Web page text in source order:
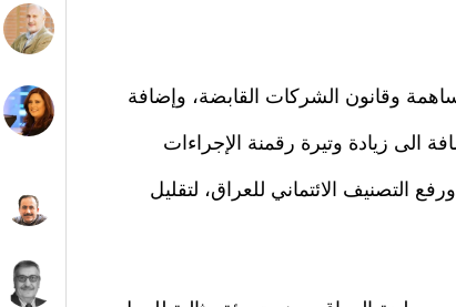
وقانون الشركات القابضة، وإضافة
الى زيادة وتيرة رقمنة الإجراءات
التصنيف الائتماني للعراق، لتقليل